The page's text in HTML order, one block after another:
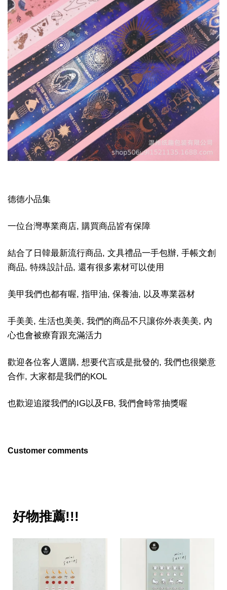
德德小品集
一位台灣專業商店, 購買商品皆有保障
結合了日韓最新流行商品, 文具禮品一手包辦, 手帳文創
商品, 特殊設計品, 還有很多素材可以使用
美甲我們也都有喔, 指甲油, 保養油, 以及專業器材
手美美, 生活也美美, 我們的商品不只讓你外表美美, 內
心也會被療育跟充滿活力
歡迎各位客人選購, 想要代言或是批發的, 我們也很樂意
合作, 大家都是我們的KOL
也歡迎追蹤我們的IG以及FB, 我們會時常抽獎喔
Customer comments
好物推薦!!!